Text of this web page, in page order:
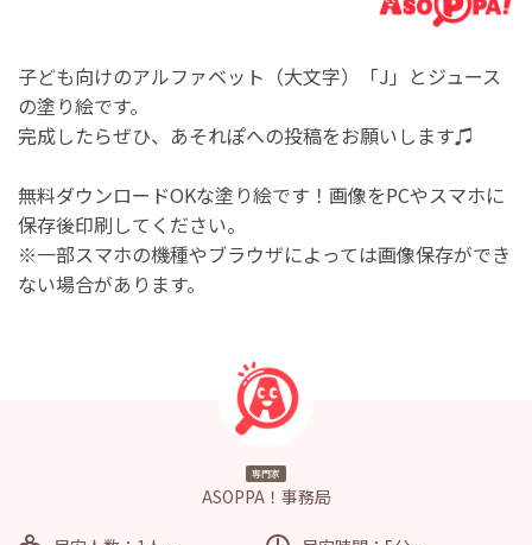
子ども向けのアルファベット（大文字）「J」とジュース
の塗り絵です。
完成したらぜひ、あそれぽへの投稿をお願いします♫
無料ダウンロードOKな塗り絵です！画像をPCやスマホに
保存後印刷してください。
※一部スマホの機種やブラウザによっては画像保存ができ
ない場合があります。
専門家
ASOPPA！事務局